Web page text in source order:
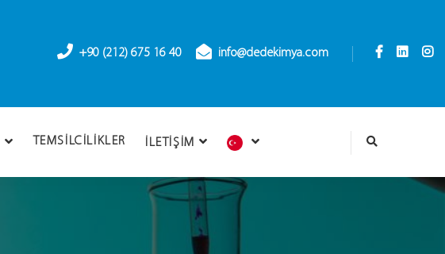
+90 (212) 675 16 40 info@dedekimya.com
TEMSILCILIKLER İLETIŞIM